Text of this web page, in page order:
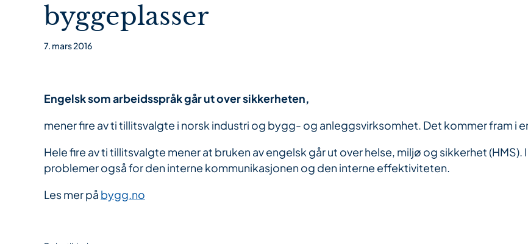
byggeplass er
7. mars 2016
Engelsk som arbeidsspråk går ut over sikkerheten,
mener fire av ti tillitsvalgte i norsk industri og bygg- og anleggsvirksomhet. Det kommer fram i
Hele fire av ti tillitsvalgte mener at bruken av engelsk går ut over helse, miljø og sikkerhet
problemer også for den interne kommunikasjonen og den interne effektiviteten.
Les mer på bygg.no